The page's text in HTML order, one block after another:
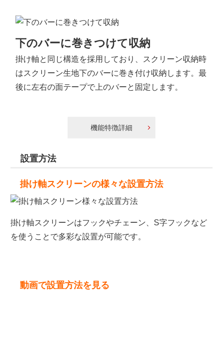
下のバーに巻きつけて収納
掛け軸と同じ構造を採用しており、スクリーン収納時
はスクリーン生地下のバーに巻き付け収納します。最
後に左右の面テープで上のバーと固定します。
機能特徴詳細
設置方法
掛け軸スクリーンの様々な設置方法
掛け軸スクリーンはフックやチェーン、S字フックなど
を使うことで多彩な設置が可能です。
動画で設置方法を見る